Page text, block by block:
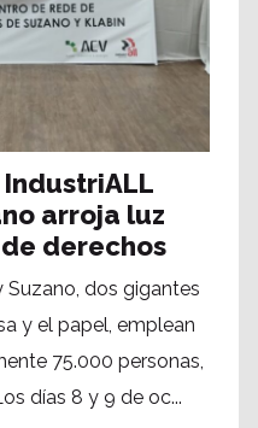
arroja luz
derechos
Suzano, dos gigantes
y el papel, emplean
75.000 personas,
días 8 y 9 de oc...